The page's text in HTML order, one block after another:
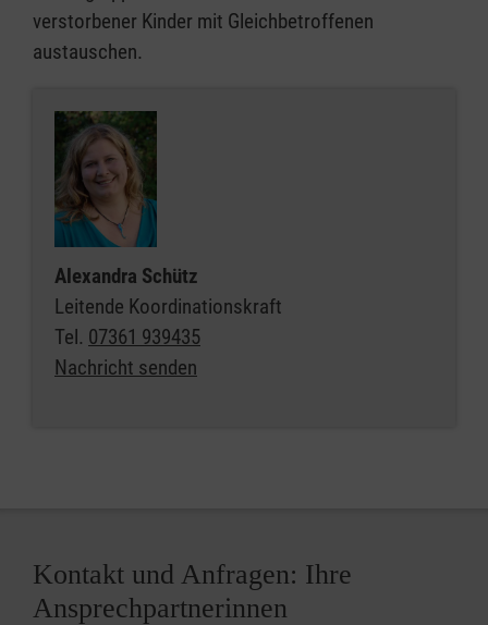
verstorbener Kinder mit Gleichbetroffenen
austauschen.
Alexandra Schütz
Leitende Koordinationskraft
Tel. 07361 939435
Nachricht senden
Kontakt und Anfragen: Ihre
Ansprechpartnerinnen